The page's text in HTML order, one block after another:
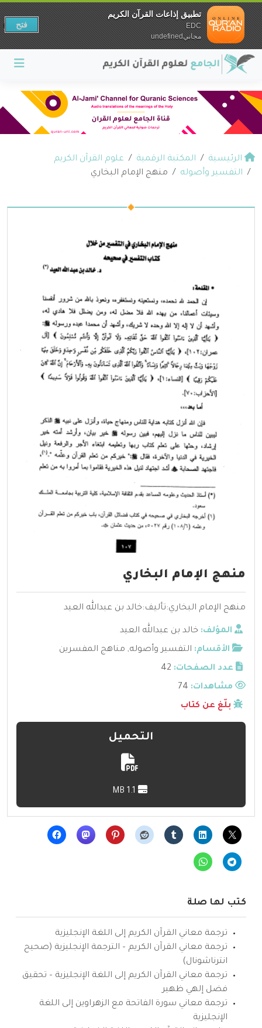
الرئيسية المكتبة الرقمية
علوم القرآن الكريم
التفسير وأصوله
منهج الإمام البخاري
منهج الإمام البخاري
منهج الإمام البخاري:تأليف:خالد بن عبدالله العيد
المؤلف: خالد بن عبدالله العيد
الأقسام: التفسير وأصوله, مناهج المفسرين
عدد الصفحات: 42
مشاهدات:
بلّغ عن كتاب
التحميل
كتب لها صلة
ترجمة معاني القرآن الكريم إلى اللغة الإنجليزية
ترجمة معاني القرآن الكريم – الترجمة الإنجليزية (صحيح
انترناشونال)
ترجمة معاني القرآن الكريم إلى اللغة الإنجليزية – تحقيق
فضل إلهي ظهير
ترجمة معاني سورة الفاتحة مع الزهراوين إلى اللغة
الإنجليزية
تطبيق إذاعات القرآن الكريم
EDC
مجانيundefined
فتح